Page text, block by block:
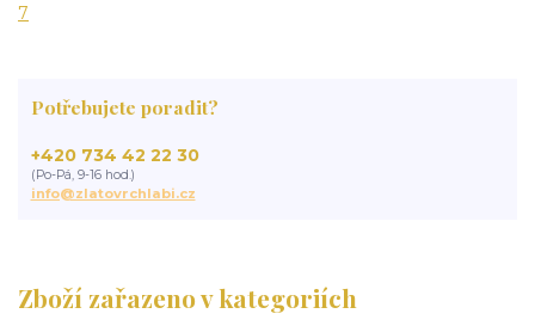
7
Zboží zařazeno v kategoriích
Potřebujete poradit?
+420 734 42 22 30
(Po-Pá, 9-16 hod.)
info@zlatovrchlabi.cz